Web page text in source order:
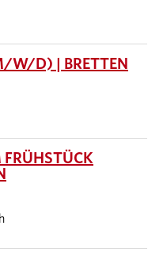
W/D) | BRETTEN
FRÜHSTÜCK